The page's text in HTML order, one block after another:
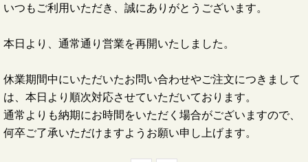
いつもご利用いただき、誠にありがとうございます。
本日より、通常通り営業を再開いたしました。
休業期間中にいただいたお問い合わせやご注文につきまして
は、本日より順次対応させていただいております。
通常よりも納期にお時間をいただく場合がございますので、
何卒ご了承いただけますようお願い申し上げます。